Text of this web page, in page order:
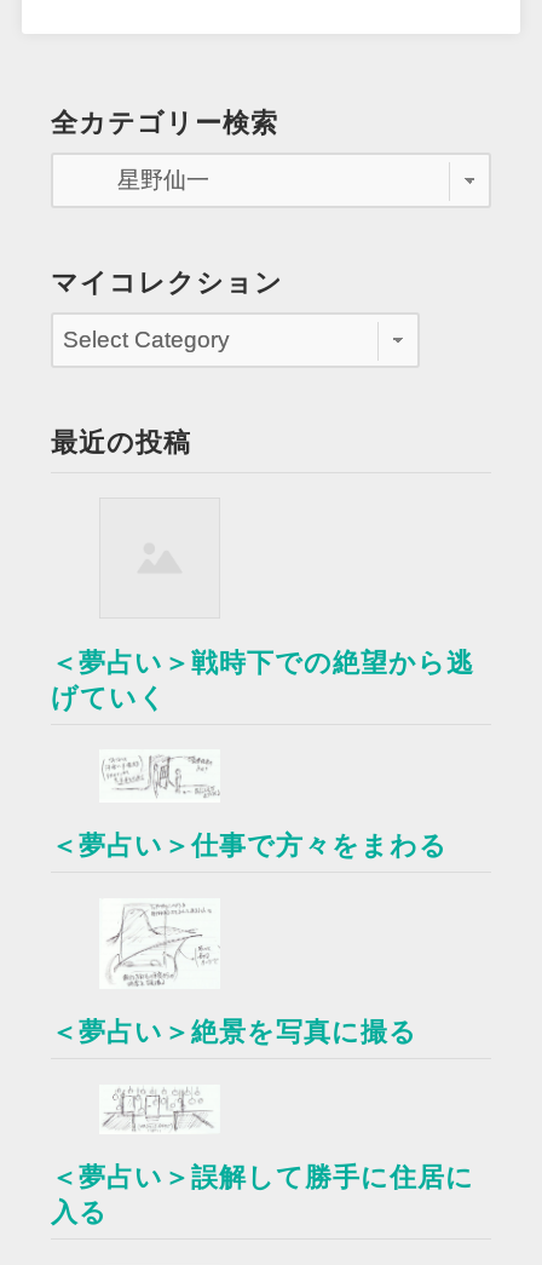
退
た
か
り
野
監
督
し
全カテゴリー検索
マイコレクション
最近の投稿
＜夢占い＞戦時下での絶望から逃
げていく
＜夢占い＞仕事で方々をまわる
＜夢占い＞絶景を写真に撮る
＜夢占い＞誤解して勝手に住居に
入る